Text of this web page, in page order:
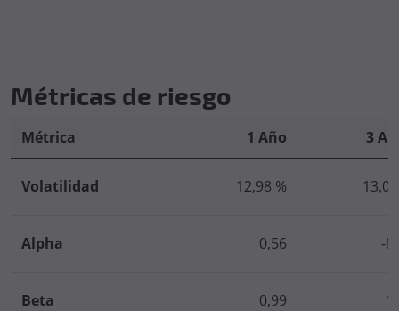
Métricas de riesgo
Métrica 1 Año 3
Volatilidad 12,98 %
Alpha 0,56 -
Beta 0,99